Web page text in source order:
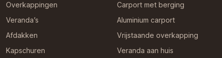
Overkappingen
Veranda’s
Afdakken
Kapschuren
Carport met berging
Aluminium carport
Vrijstaande overkapping
Veranda aan huis